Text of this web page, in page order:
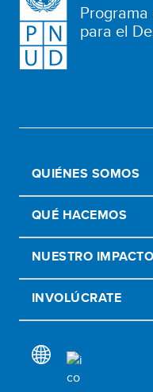
para el
QUIÉNES SOMOS
QUÉ HACEMOS
NUESTRO IMPACTO
INVOLÚCRATE